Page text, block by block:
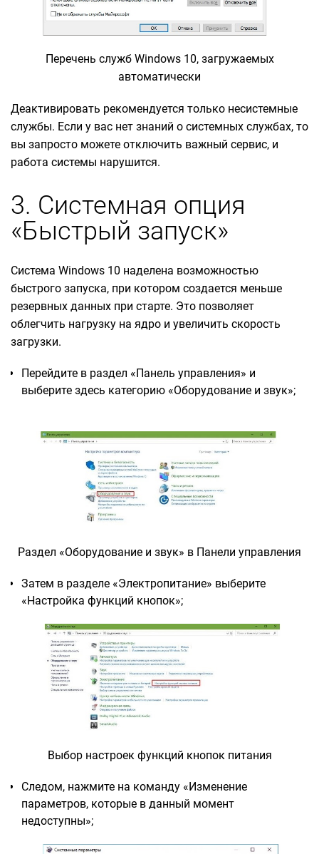
Перечень служб Windows 10, загружаемых
автоматически
Деактивировать рекомендуется только несистемные
службы. Если у вас нет знаний о системных службах, то
вы запросто можете отключить важный сервис, и
работа системы нарушится.
3. Системная опция
«Быстрый запуск»
Система Windows 10 наделена возможностью
быстрого запуска, при котором создается меньше
резервных данных при старте. Это позволяет
облегчить нагрузку на ядро и увеличить скорость
загрузки.
Перейдите в раздел «Панель управления» и
выберите здесь категорию «Оборудование и звук»;
Раздел «Оборудование и звук» в Панели управления
Затем в разделе «Электропитание» выберите
«Настройка функций кнопок»;
Выбор настроек функций кнопок питания
Следом, нажмите на команду «Изменение
параметров, которые в данный момент
недоступны»;